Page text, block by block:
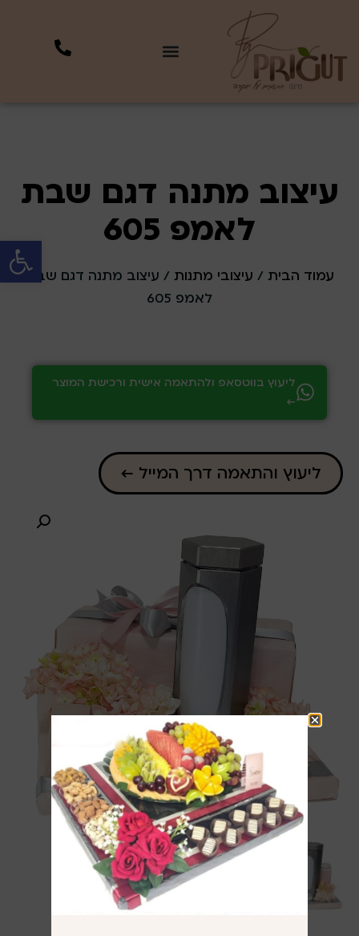
פתח
עיצוב מתנה דגם שבת
לאמפ 605
עמוד הבית / עיצובי מתנות / עיצוב מתנה דגם שבת
לאמפ 605
ליעוץ בווטסאפ ולהתאמה אישית ורכישת המוצר
←
ליעוץ והתאמה דרך המייל ←